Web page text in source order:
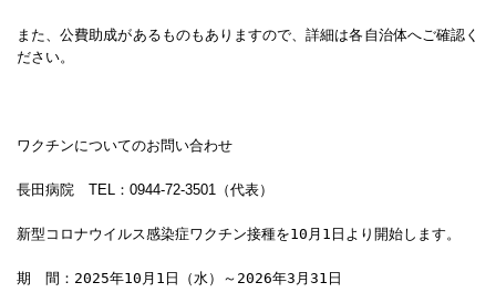
また、公費助成があるものもありますので、詳細は各自治体へご確認く
ださい。
ワクチンについてのお問い合わせ
長田病院 TEL：0944-72-3501（代表）
新型コロナウイルス感染症ワクチン接種を10月1日より開始します。
期　間：2025年10月1日（水）～2026年3月31日